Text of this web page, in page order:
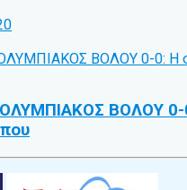
ΒΟΛΟΥ 0-